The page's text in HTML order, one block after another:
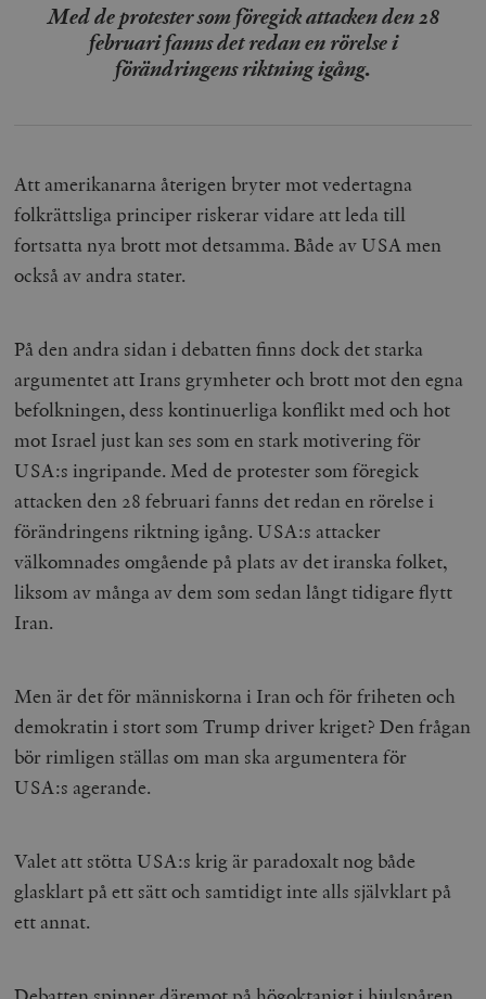
Med de protester som föregick attacken den 28
februari fanns det redan en rörelse i
förändringens riktning igång.
Att amerikanarna återigen bryter mot vedertagna
folkrättsliga principer riskerar vidare att leda till
fortsatta nya brott mot detsamma. Både av USA men
också av andra stater.
På den andra sidan i debatten finns dock det starka
argumentet att Irans grymheter och brott mot den egna
befolkningen, dess kontinuerliga konflikt med och hot
mot Israel just kan ses som en stark motivering för
USA:s ingripande. Med de protester som föregick
attacken den 28 februari fanns det redan en rörelse i
förändringens riktning igång. USA:s attacker
välkomnades omgående på plats av det iranska folket,
liksom av många av dem som sedan långt tidigare flytt
Iran.
Men är det för människorna i Iran och för friheten och
demokratin i stort som Trump driver kriget? Den frågan
bör rimligen ställas om man ska argumentera för
USA:s agerande.
Valet att stötta USA:s krig är paradoxalt nog både
glasklart på ett sätt och samtidigt inte alls självklart på
ett annat.